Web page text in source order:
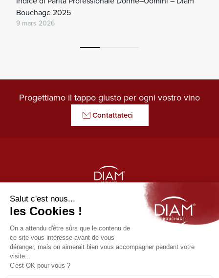
Bouchage 2025
9 mars 2026
Progettiamo il tappo giusto per ogni vostro vino
Contattateci
LE GARDIEN DES ARÔMES
I nostri prodotti